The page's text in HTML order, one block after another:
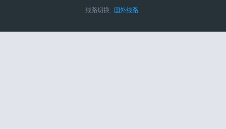
线路切换: 国外线路